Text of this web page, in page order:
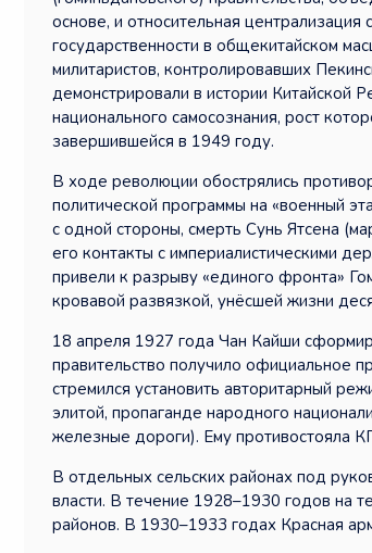
основе, и относительная
государственности в общекитайском
милитаристов, контролировавших
демонстрировали в истории Китайской
национального самосознания, рост
завершившейся в 1949 году.
В ходе революции обострялись
политической программы на «военный
с одной стороны, смерть Сунь Ятсена
его контакты с империалистическими
привели к разрыву «единого фронта»
кровавой развязкой, унёсшей жизни
18 апреля 1927 года Чан Кайши
правительство получило официальное
стремился установить авторитарный
элитой, пропаганде народного
железные дороги). Ему противостояла
В отдельных сельских районах под
власти. В течение 1928–1930 годов на
районов. В 1930–1933 годах Красная